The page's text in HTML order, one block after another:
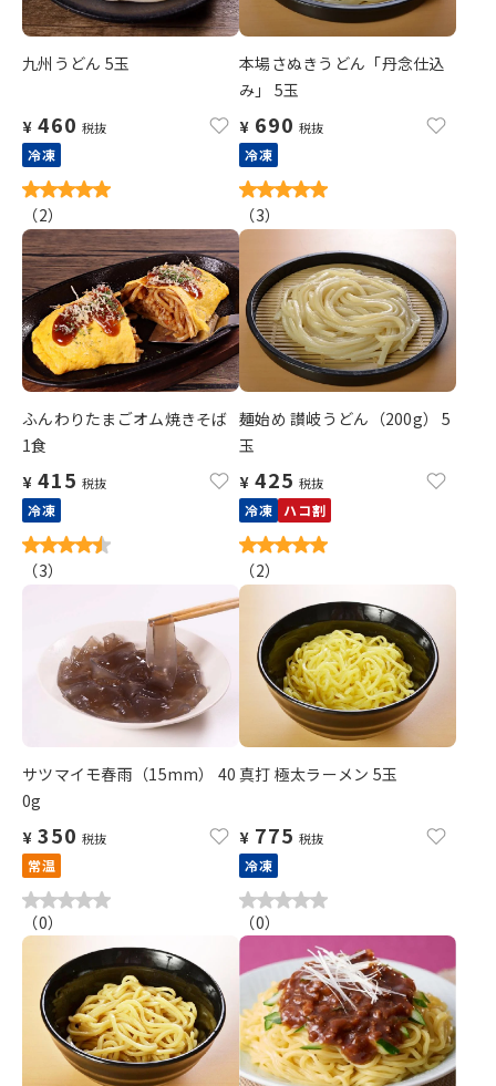
九州うどん 5玉
¥ 460 税抜
冷凍
（2）
本場さぬきうどん「丹念仕込
み」 5玉
¥ 690 税抜
冷凍
（3）
ふんわりたまごオム焼きそば
1食
¥ 415 税抜
冷凍
（3）
麺始め 讃岐うどん（200g） 5
玉
¥ 425 税抜
冷凍 ハコ割
（2）
サツマイモ春雨（15mm） 40
0g
¥ 350 税抜
常温
（0）
真打 極太ラーメン 5玉
¥ 775 税抜
冷凍
（0）